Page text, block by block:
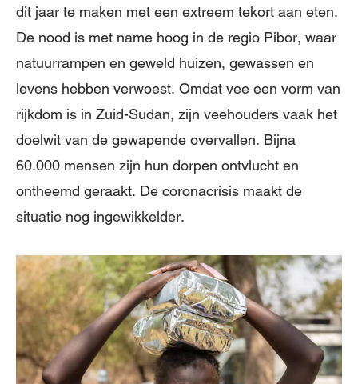
dit jaar te maken met een extreem tekort aan eten.
De nood is met name hoog in de regio Pibor, waar
natuurrampen en geweld huizen, gewassen en
levens hebben verwoest. Omdat vee een vorm van
rijkdom is in Zuid-Sudan, zijn veehouders vaak het
doelwit van de gewapende overvallen. Bijna
60.000 mensen zijn hun dorpen ontvlucht en
ontheemd geraakt. De coronacrisis maakt de
situatie nog ingewikkelder.